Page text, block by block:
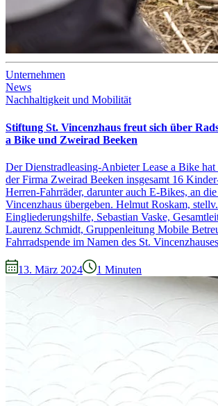
Unternehmen
News
Nachhaltigkeit und Mobilität
Stiftung St. Vincenzhaus freut sich über
a Bike und Zweirad Beeken
Der Dienstradleasing-Anbieter Lease a Bike
der Firma Zweirad Beeken insgesamt 16
Herren-Fahrräder, darunter auch E-Bikes, an
Vincenzhaus übergeben. Helmut Roskam,
Eingliederungshilfe, Sebastian Vaske,
Laurenz Schmidt, Gruppenleitung Mobile
Fahrradspende im Namen des St.
13. März 2024 1 Minuten